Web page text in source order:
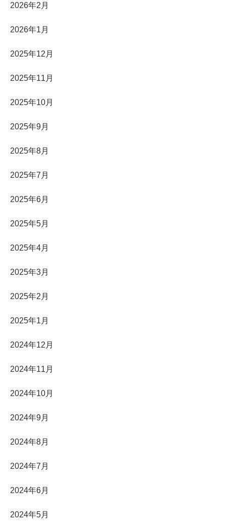
2026年2月
2026年1月
2025年12月
2025年11月
2025年10月
2025年9月
2025年8月
2025年7月
2025年6月
2025年5月
2025年4月
2025年3月
2025年2月
2025年1月
2024年12月
2024年11月
2024年10月
2024年9月
2024年8月
2024年7月
2024年6月
2024年5月